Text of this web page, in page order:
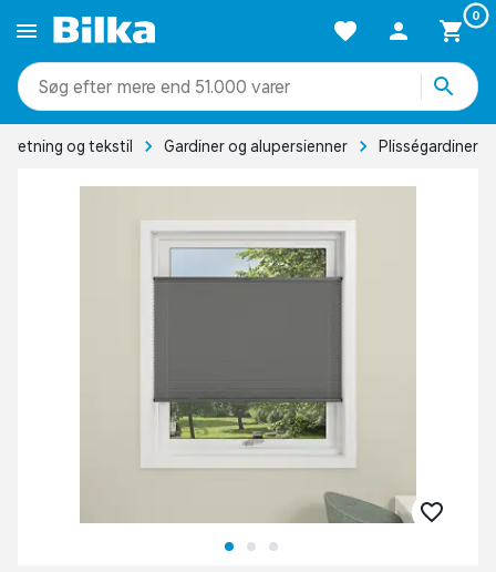
0
mere end 51.000 varer
og tekstil Gardiner og alupersienner Plisségardiner